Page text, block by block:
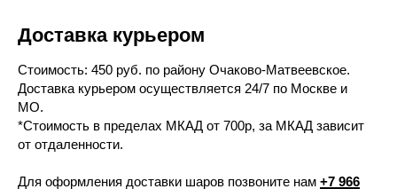
Доставка курьером
Cтоимость: 450 руб. по району Очаково-Матвеевское.
Доставка курьером осуществляется 24/7 по Москве и
МО.
*Стоимость в пределах МКАД от 700р, за МКАД зависит
от отдаленности.
Для оформления доставки шаров позвоните нам +7 966